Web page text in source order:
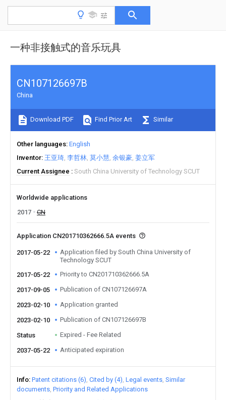
一种非接触式的音乐玩具
CN107126697B
China
Download PDF Find Prior Art Similar
Other languages English
Inventor 王亚琦 李哲林 莫小慧 余银豪 姜立军
Current Assignee
South China University of Technology SCUT
Worldwide applications
2017
CN
Application CN201710362666.5A events
2017-05-22
Application filed by South China University of
Technology SCUT
2017-05-22
Priority to CN201710362666.5A
2017-09-05 Publication of CN107126697A
2023-02-10 Application granted
2023-02-10 Publication of CN107126697B
Status Expired - Fee Related
2037-05-22 Anticipated expiration
Info Patent citations (6) Cited by (4) Legal events Similar
documents Priority and Related Applications